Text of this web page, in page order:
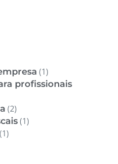
(1)
profissionais
(2)
(1)
(1)